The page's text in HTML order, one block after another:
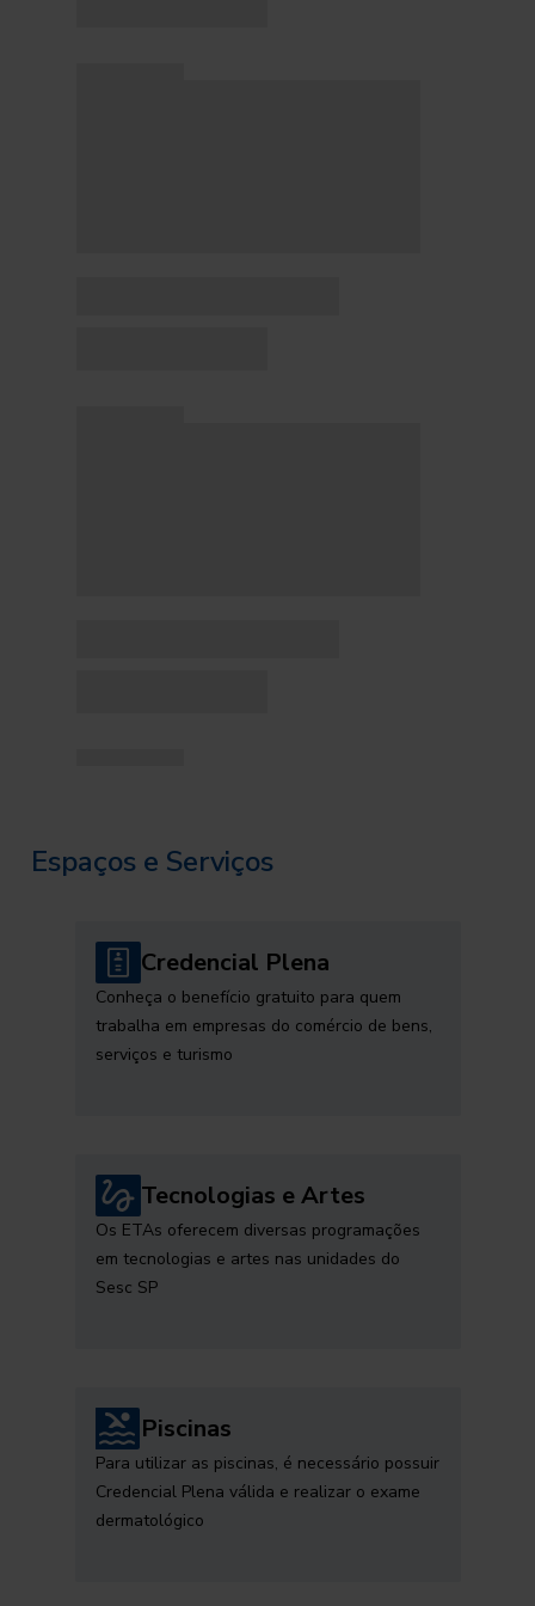
Espaços e Serviços
Credencial Plena
Conheça o benefício gratuito para quem
trabalha em empresas do comércio de bens,
serviços e turismo
Tecnologias e Artes
Os ETAs oferecem diversas programações
em tecnologias e artes nas unidades do
Sesc SP
Piscinas
Para utilizar as piscinas, é necessário possuir
Credencial Plena válida e realizar o exame
dermatológico